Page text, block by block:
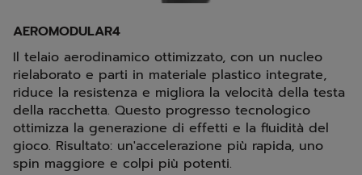
AEROMODULAR4
Il telaio aerodinamico ottimizzato, con un nucleo
rielaborato e parti in materiale plastico integrate,
riduce la resistenza e migliora la velocità della testa
della racchetta. Questo progresso tecnologico
ottimizza la generazione di effetti e la fluidità del
gioco. Risultato: un'accelerazione più rapida, uno
spin maggiore e colpi più potenti.